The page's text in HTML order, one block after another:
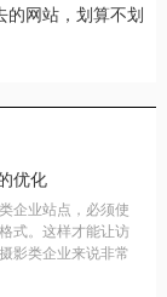
的网站，划算不划
优化
企业站点，必须使
式。这样才能让访
影类企业来说非常